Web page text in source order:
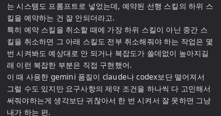
는 시스템도 프롬프트로 넣었는데, 예약된 선행 스킬의 하위 스
킬을 예약하는 건 잘 안되더라고.
특히 예약 스킬을 취소할 때에 가장 하위 스킬이 아닌 중간 스
킬을 취소하면 그 아래 스킬도 전부 취소해줘야 하는 작업은 몇
번 시켜봐도 예상대로 안 되거나 복잡도가 쓸데없이 높아지길
래 이런 복잡한 부분은 직접 구현했어.
이 때 사용한 gemini 품질이 claude나 codex보단 떨어져서
그럴 수도 있지만 요구사항의 제약 조건을 하나씩 다 고민해서
써줘야하는게 생각보단 귀찮아서 한 번 시켜서 잘 못하면 그냥
내가 하는 편.